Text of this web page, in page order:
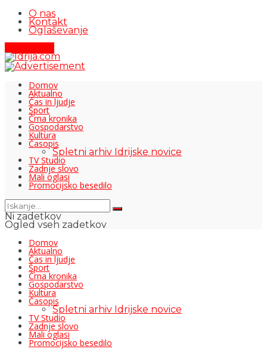
O nas
Kontakt
Oglaševanje
Domov
Aktualno
Čas in ljudje
Šport
Črna kronika
Gospodarstvo
Kultura
Časopis
Spletni arhiv Idrijske novice
TV Studio
Zadnje slovo
Mali oglasi
Promocijsko besedilo
Ni zadetkov
Ogled vseh zadetkov
Domov
Aktualno
Čas in ljudje
Šport
Črna kronika
Gospodarstvo
Kultura
Časopis
Spletni arhiv Idrijske novice
TV Studio
Zadnje slovo
Mali oglasi
Promocijsko besedilo